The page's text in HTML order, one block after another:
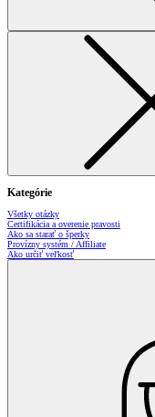
Kategórie
Všetky otázky
Certifikácia a overenie pravosti
Ako sa starať o šperky
Provízny systém / Affiliate
Ako určiť veľkosť